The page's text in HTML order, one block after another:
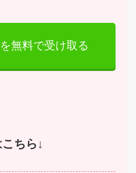
無料で受け取る
ちら↓